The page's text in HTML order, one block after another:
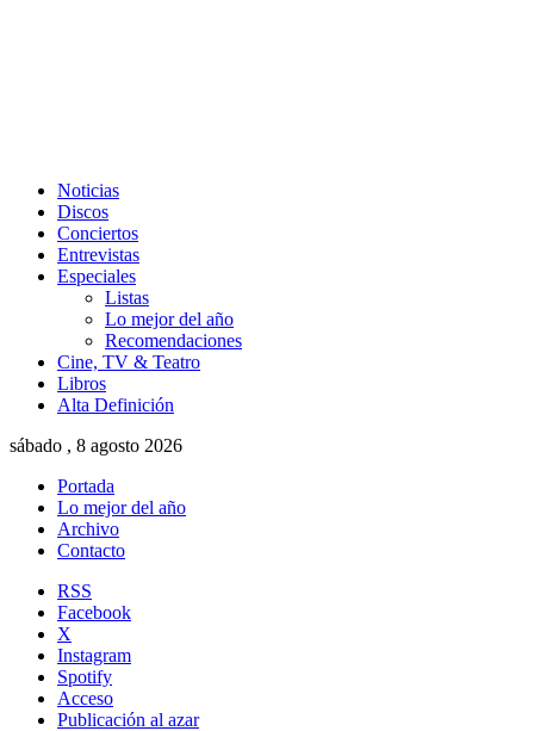
Noticias
Discos
Conciertos
Entrevistas
Especiales
Listas
Lo mejor del año
Recomendaciones
Cine, TV & Teatro
Libros
Alta Definición
sábado , 8 agosto 2026
Portada
Lo mejor del año
Archivo
Contacto
RSS
Facebook
X
Instagram
Spotify
Acceso
Publicación al azar